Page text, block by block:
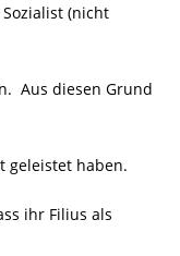
(nicht
Aus diesen Grund
geleistet haben.
ihr Filius als